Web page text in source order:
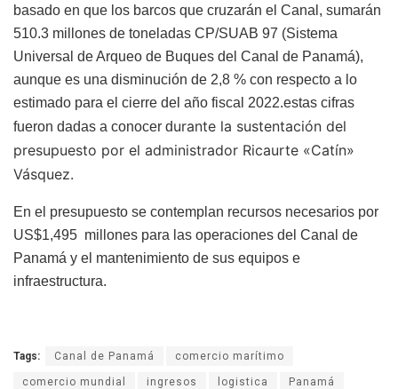
basado en que los barcos que cruzarán el Canal, sumarán
510.3 millones de toneladas CP/SUAB 97 (Sistema
Universal de Arqueo de Buques del Canal de Panamá),
aunque es una disminución de 2,8 % con respecto a lo
estimado para el cierre del año fiscal 2022.estas cifras
fueron dadas a conocer durante la sustentación del
presupuesto por el administrador Ricaurte «Catín»
Vásquez.
En el presupuesto se contemplan recursos necesarios por
US$1,495 millones para las operaciones del Canal de
Panamá y el mantenimiento de sus equipos e
infraestructura.
Tags: Canal de Panamá comercio marítimo
comercio mundial ingresos logistica Panamá